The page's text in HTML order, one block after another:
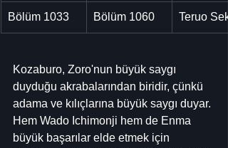
Bölüm 1033 Bölüm 1060 Teruo Seki
Kozaburo, Zoro'nun büyük saygı
duyduğu akrabalarından biridir, çünkü
adama ve kılıçlarına büyük saygı duyar.
Hem Wado Ichimonji hem de Enma
büyük başarılar elde etmek için